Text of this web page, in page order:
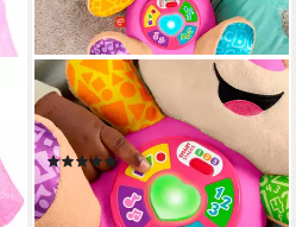
FISHER-PRICE®
Kuscheltier Lernspaß Hund,
mit Licht- und Soundeffekten
(19)
ab 20,23 € UVP29,99 €
-33%